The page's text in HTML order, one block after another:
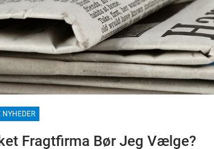
NYHEDER
Fragtfirma Bør Jeg Vælge?